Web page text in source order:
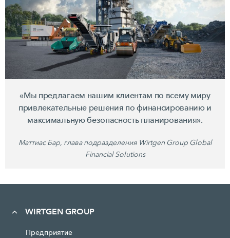
«Мы предлагаем нашим клиентам по всему миру
привлекательные решения по финансированию и
максимальную безопасность планирования».
Маттиас Бар, глава подразделения Wirtgen Group Global
Financial Solutions
WIRTGEN GROUP
Предприятие